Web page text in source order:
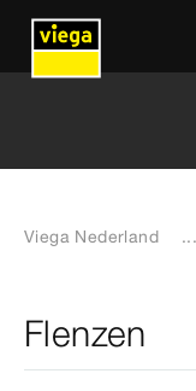
Viega Nederland ...
Flenzen